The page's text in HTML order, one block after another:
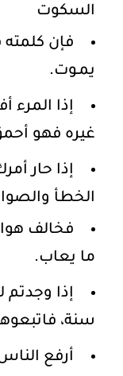
السكوت
فإن كلمته
يمـوت.
إذا المرء
غيره فهو
إذا حار
الخطأ
فخالف
ما يعاب.
إذا وجدتم
سنة،
أرفع